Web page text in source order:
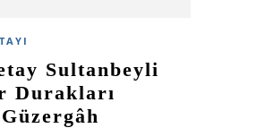
Sultanbeyli
Durakları